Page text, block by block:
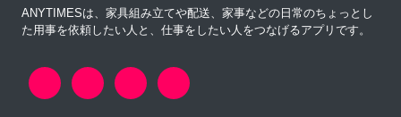
ANYTIMESは、家具組み立てや配送、家事などの日常のちょっとし
た用事を依頼したい人と、仕事をしたい人をつなげるアプリです。